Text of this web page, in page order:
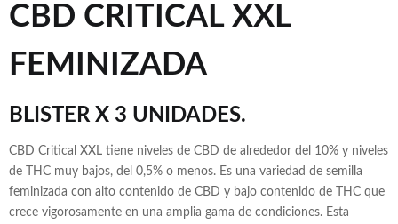
CBD CRITICAL XXL
FEMINIZADA
BLISTER X 3 UNIDADES.
CBD Critical XXL tiene niveles de CBD de alrededor del 10% y niveles
de THC muy bajos, del 0,5% o menos. Es una variedad de semilla
feminizada con alto contenido de CBD y bajo contenido de THC que
crece vigorosamente en una amplia gama de condiciones. Esta